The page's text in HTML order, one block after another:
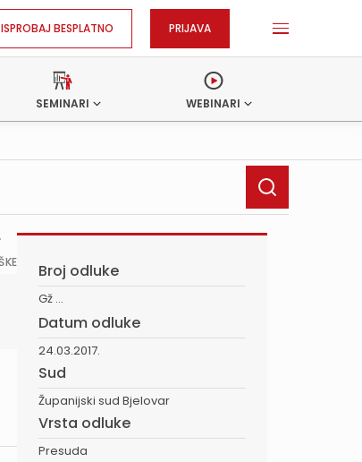
ISPROBAJ BESPLATNO PRIJAVA
SEMINARI WEBINARI
Broj odluke
Gž ...
Datum odluke
24.03.2017.
Sud
Županijski sud Bjelovar
Vrsta odluke
Presuda